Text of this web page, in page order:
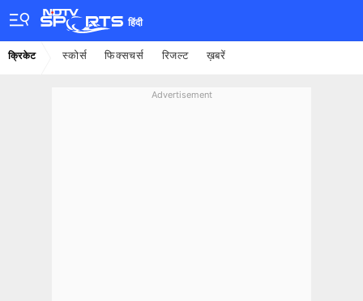
हिंदी
क्रिकेट स्कोर्स फिक्सचर्स रिजल्ट ख़बरें
Advertisement